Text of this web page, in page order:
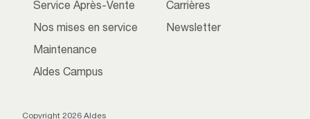
Service Après-Vente
Nos mises en service
Maintenance
Aldes Campus
Carrières
Newsletter
Copyright 2026 Aldes